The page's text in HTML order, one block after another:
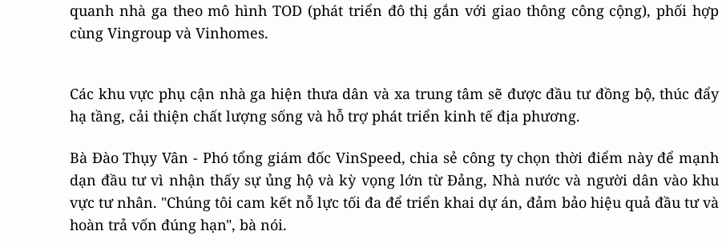
quanh nhà ga theo mô hình TOD (phát triển đô thị gắn với giao thông công cộng), phối hợp
cùng Vingroup và Vinhomes.
Các khu vực phụ cận nhà ga hiện thưa dân và xa trung tâm sẽ được đầu tư đồng bộ, thúc đẩy
hạ tầng, cải thiện chất lượng sống và hỗ trợ phát triển kinh tế địa phương.
Bà Đào Thụy Vân - Phó tổng giám đốc VinSpeed, chia sẻ công ty chọn thời điểm này để mạnh
dạn đầu tư vì nhận thấy sự ủng hộ và kỳ vọng lớn từ Đảng, Nhà nước và người dân vào khu
vực tư nhân. "Chúng tôi cam kết nỗ lực tối đa để triển khai dự án, đảm bảo hiệu quả đầu tư và
hoàn trả vốn đúng hạn", bà nói.